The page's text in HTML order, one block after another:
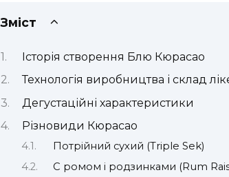
Зміст
Історія створення Блю Кюрасао
Технологія виробництва і склад
Дегустаційні характеристики
Різновиди Кюрасао
Потрійний сухий (Triple Sek)
C ромом і родзинками (Rum